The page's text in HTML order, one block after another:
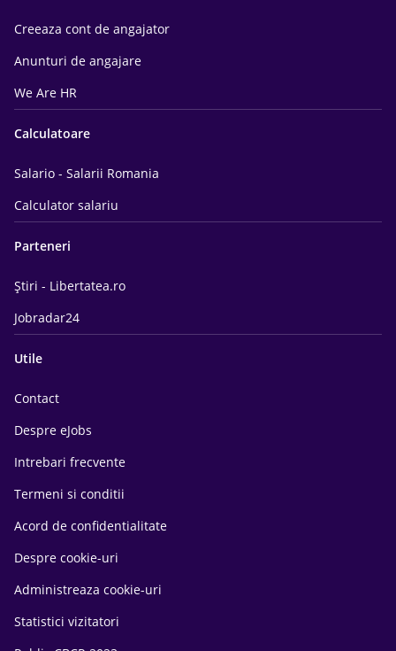
Creeaza cont de angajator
Anunturi de angajare
We Are HR
Calculatoare
Salario - Salarii Romania
Calculator salariu
Parteneri
Știri - Libertatea.ro
Jobradar24
Utile
Contact
Despre eJobs
Intrebari frecvente
Termeni si conditii
Acord de confidentialitate
Despre cookie-uri
Administreaza cookie-uri
Statistici vizitatori